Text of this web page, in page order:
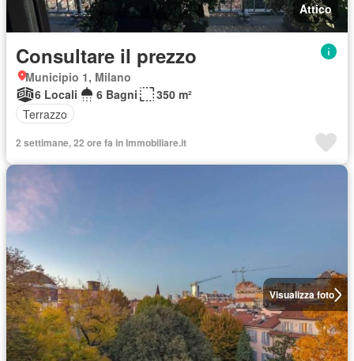
Attico
Consultare il prezzo
Municipio 1, Milano
6 Locali
6 Bagni
350 m²
Terrazzo
2 settimane, 22 ore fa in Immobiliare.it
Visualizza foto